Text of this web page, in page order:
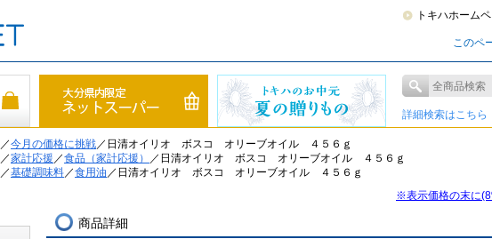
トキハホーム
このペ
詳細検索はこちら
／今月の価格に挑戦／日清オイリオ ボスコ オリーブオイル ４５６ｇ
／家計応援 ／食品（家計応援）
／日清オイリオ ボスコ オリーブオイル ４５６ｇ
／基礎調味料／食用油 ／日清オイリオ ボスコ オリーブオイル ４５６ｇ
※表示価格の末に
商品詳細